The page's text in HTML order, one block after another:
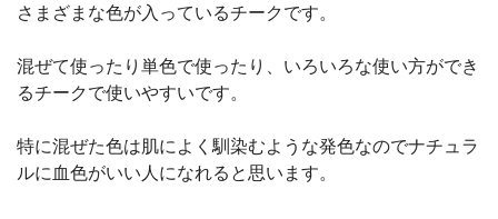
さまざまな色が入っているチークです。
混ぜて使ったり単色で使ったり、いろいろな使い方ができ
るチークで使いやすいです。
特に混ぜた色は肌によく馴染むような発色なのでナチュラ
ルに血色がいい人になれると思います。